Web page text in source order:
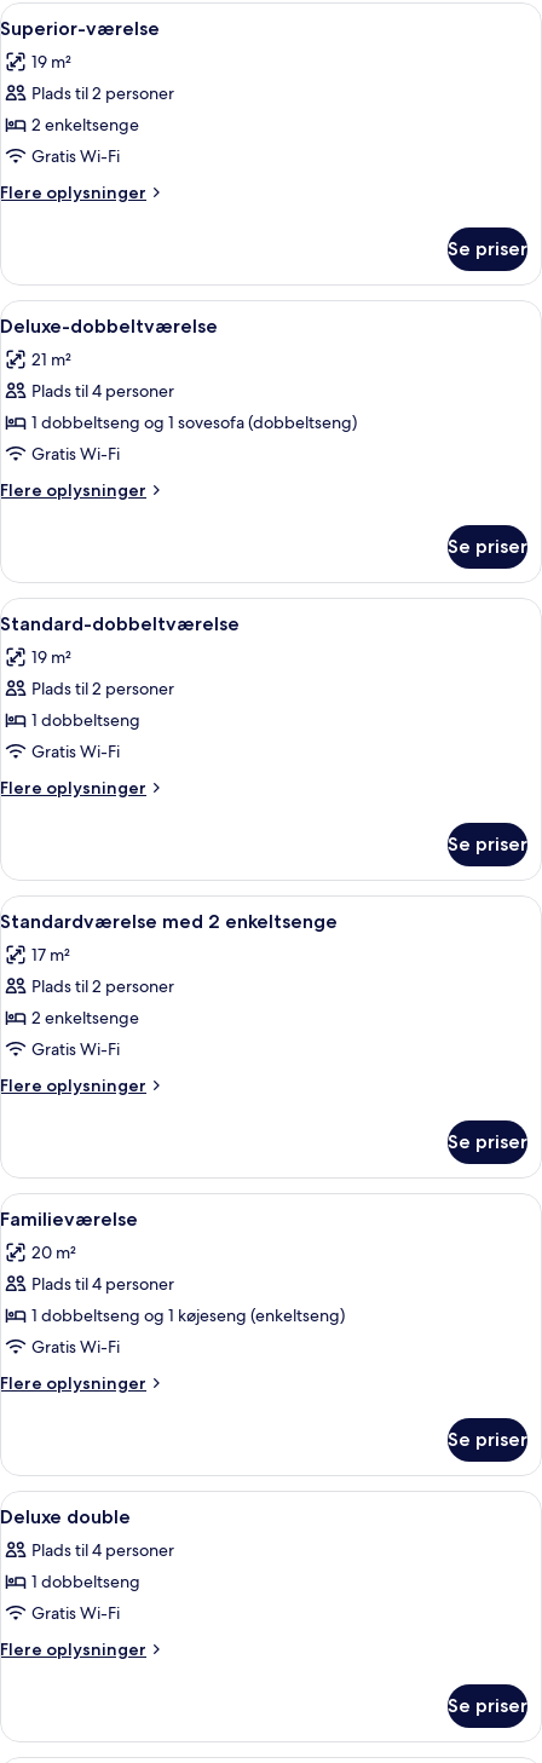
Indlæs
alle
billeder
af
Superior-
værelse
Superior-værelse | Allergivenligt
8
Superior-værelse
19 m²
Plads til 2 personer
2 enkeltsenge
Gratis Wi-Fi
Flere oplysninger
Flere
værelse
Se priser
Indlæs
alle
billeder
af
Deluxe-
dobbeltværelse
Allergivenligt sengetøj, skrivebord,
9
Deluxe-dobbeltværelse
21 m²
Plads til 4 personer
1 dobbeltseng og 1 sovesofa (dobbeltseng)
Gratis Wi-Fi
Flere oplysninger
Flere
dobbeltværelse
Se priser
Indlæs
alle
billeder
af
Standard-
dobbeltværelse
Et badeværelse med håndvask, to
7
Standard-dobbeltværelse
19 m²
Plads til 2 personer
1 dobbeltseng
Gratis Wi-Fi
Flere oplysninger
Flere
dobbeltværelse
Se priser
Indlæs
alle
billeder
af
Standardværelse
med
2
enkeltsenge
Et badeværelse med håndvask, to
7
Standardværelse med 2 enkeltsenge
17 m²
Plads til 2 personer
2 enkeltsenge
Gratis Wi-Fi
Flere oplysninger
Flere
med
enkeltsenge
Se priser
Indlæs
alle
billeder
af
Familieværelse
Allergivenligt sengetøj, skrivebord,
9
Familieværelse
20 m²
Plads til 4 personer
1 dobbeltseng og 1 køjeseng (enkeltseng)
Gratis Wi-Fi
Flere oplysninger
Flere
Se priser
Indlæs
alle
billeder
af
Deluxe
double
En seng med hvide sengetøj og puder.
2
Deluxe double
Plads til 4 personer
1 dobbeltseng
Gratis Wi-Fi
Flere oplysninger
Flere
double
Se priser